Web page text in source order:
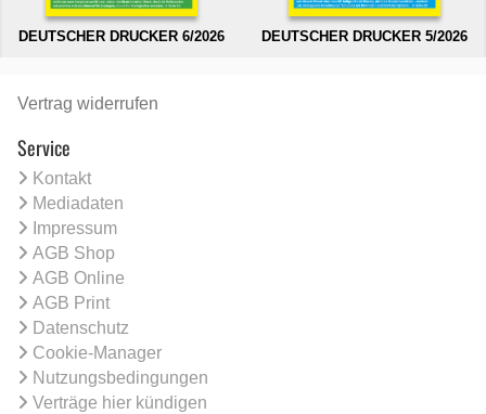
DEUTSCHER DRUCKER 6/2026 DEUTSCHER DRUCKER 5/2026
Vertrag widerrufen
Service
Kontakt
Mediadaten
Impressum
AGB Shop
AGB Online
AGB Print
Datenschutz
Cookie-Manager
Nutzungsbedingungen
Verträge hier kündigen